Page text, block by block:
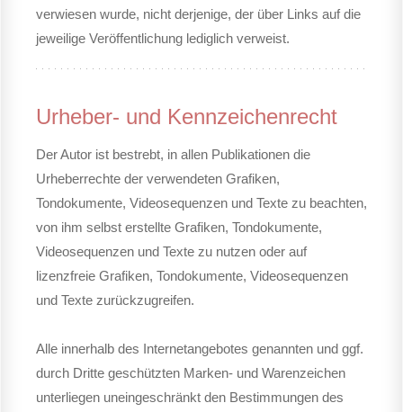
verwiesen wurde, nicht derjenige, der über Links auf die
jeweilige Veröffentlichung lediglich verweist.
Urheber- und Kennzeichenrecht
Der Autor ist bestrebt, in allen Publikationen die
Urheberrechte der verwendeten Grafiken,
Tondokumente, Videosequenzen und Texte zu beachten,
von ihm selbst erstellte Grafiken, Tondokumente,
Videosequenzen und Texte zu nutzen oder auf
lizenzfreie Grafiken, Tondokumente, Videosequenzen
und Texte zurückzugreifen.
Alle innerhalb des Internetangebotes genannten und ggf.
durch Dritte geschützten Marken- und Warenzeichen
unterliegen uneingeschränkt den Bestimmungen des